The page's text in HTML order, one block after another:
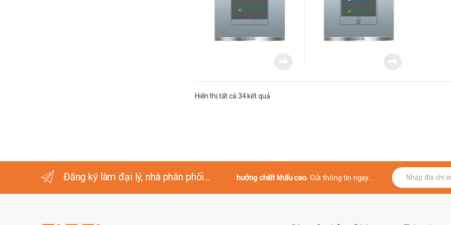
Hiển thị tất cả 34 kết quảĐược sắp xếp theo mới nhất
Đăng ký làm đại lý, nhà phân phối... hưởng chiết khấu cao. Gửi thông tin ngay...
E
m